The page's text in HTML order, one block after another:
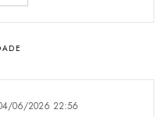
06/2026 22:56